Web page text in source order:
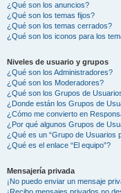
¿Qué son los anuncios?
¿Qué son los temas fijos?
¿Qué son los temas cerrados?
¿Qué son los iconos para los
Niveles de usuario y grupos
¿Qué son los Administradores?
¿Qué son los Moderadores?
¿Qué son los Grupos de
¿Donde están los Grupos de
¿Cómo me convierto en
¿Por qué algunos Grupos de
¿Qué es un “Grupo de Usuarios
¿Qué es el enlace “El equipo”?
Mensajería privada
¡No puedo enviar un mensaje